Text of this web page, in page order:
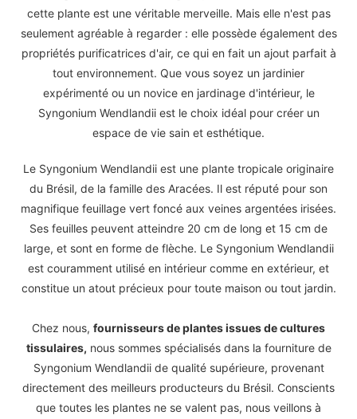
cette plante est une véritable merveille. Mais elle n'est pas
seulement agréable à regarder : elle possède également des
propriétés purificatrices d'air, ce qui en fait un ajout parfait à
tout environnement. Que vous soyez un jardinier
expérimenté ou un novice en jardinage d'intérieur, le
Syngonium Wendlandii est le choix idéal pour créer un
espace de vie sain et esthétique.
Le Syngonium Wendlandii est une plante tropicale originaire
du Brésil, de la famille des Aracées. Il est réputé pour son
magnifique feuillage vert foncé aux veines argentées irisées.
Ses feuilles peuvent atteindre 20 cm de long et 15 cm de
large, et sont en forme de flèche. Le Syngonium Wendlandii
est couramment utilisé en intérieur comme en extérieur, et
constitue un atout précieux pour toute maison ou tout jardin.
Chez nous, fournisseurs de plantes issues de cultures
tissulaires, nous sommes spécialisés dans la fourniture de
Syngonium Wendlandii de qualité supérieure, provenant
directement des meilleurs producteurs du Brésil. Conscients
que toutes les plantes ne se valent pas, nous veillons à